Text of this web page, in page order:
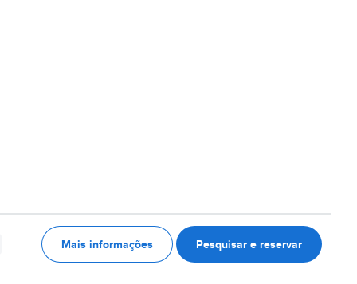
Mais informações Pesquisar e reservar